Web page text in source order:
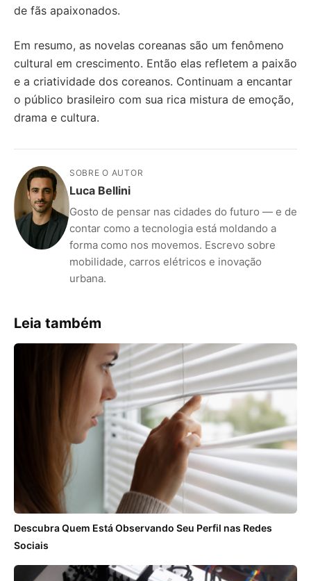
de fãs apaixonados.
Em resumo, as novelas coreanas são um fenômeno
cultural em crescimento. Então elas refletem a paixão
e a criatividade dos coreanos. Continuam a encantar
o público brasileiro com sua rica mistura de emoção,
drama e cultura.
SOBRE O AUTOR
Luca Bellini
Gosto de pensar nas cidades do futuro — e de
contar como a tecnologia está moldando a
forma como nos movemos. Escrevo sobre
mobilidade, carros elétricos e inovação
urbana.
Leia também
Descubra Quem Está Observando Seu Perfil nas Redes
Sociais